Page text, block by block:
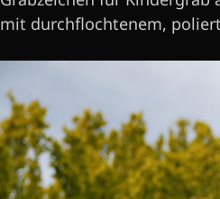
mit durchflochtenem,